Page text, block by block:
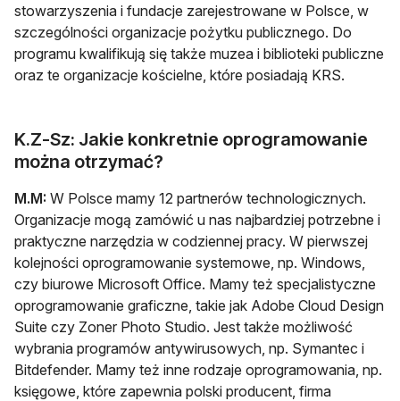
stowarzyszenia i fundacje zarejestrowane w Polsce, w
szczególności organizacje pożytku publicznego. Do
programu kwalifikują się także muzea i biblioteki publiczne
oraz te organizacje kościelne, które posiadają KRS.
K.Z-Sz: Jakie konkretnie oprogramowanie
można otrzymać?
M.M: W Polsce mamy 12 partnerów technologicznych.
Organizacje mogą zamówić u nas najbardziej potrzebne i
praktyczne narzędzia w codziennej pracy. W pierwszej
kolejności oprogramowanie systemowe, np. Windows,
czy biurowe Microsoft Office. Mamy też specjalistyczne
oprogramowanie graficzne, takie jak Adobe Cloud Design
Suite czy Zoner Photo Studio. Jest także możliwość
wybrania programów antywirusowych, np. Symantec i
Bitdefender. Mamy też inne rodzaje oprogramowania, np.
księgowe, które zapewnia polski producent, firma